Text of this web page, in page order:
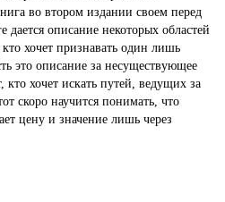
во втором издании своем перед
дается описание некоторых областей
хочет признавать один лишь
это описание за несуществующее
хочет искать путей, ведущих за
скоро научится понимать, что
цену и значение лишь через